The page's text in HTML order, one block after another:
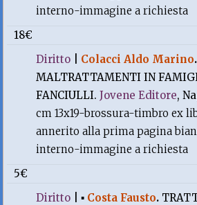
interno-immagine a richiesta
18€
Diritto
Colacci Aldo Marino.
MALTRATTAMENTI IN
FANCIULLI.Jovene Editore,
cm 13x19-brossura-timbro ex
annerito alla prima pagina
interno-immagine a richiesta
5€
Diritto |▪ Costa Fausto.